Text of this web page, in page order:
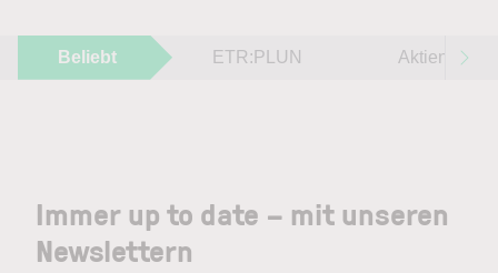
Beliebt ETR:PLUN Aktien im
Immer up to date – mit unseren
Newslettern